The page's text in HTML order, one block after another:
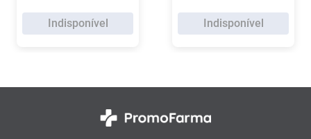
Indisponível Indisponível